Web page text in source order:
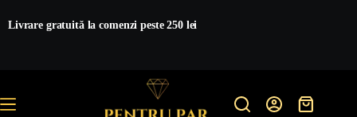
Livrare gratuită la comenzi peste 250 lei
Coș